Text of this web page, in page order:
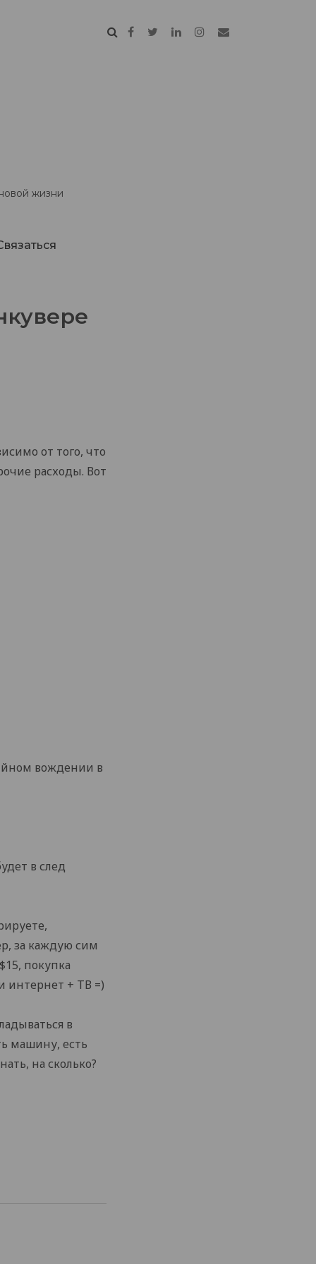
жизни
от того, что
расходы. Вот
вождении в
в след
за каждую сим
покупка
интернет + ТВ =)
в
машину, есть
на сколько?